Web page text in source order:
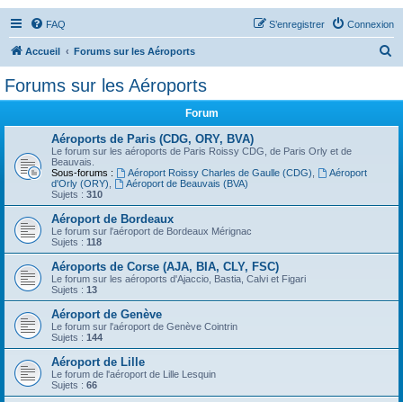
FAQ Connexion
S’enregistrer
Accueil Forums sur les Aéroports
Forums sur les Aéroports
Forum
Aéroports de Paris (CDG, ORY, BVA)
Le forum sur les aéroports de Paris Roissy CDG, de Paris Orly et de
Beauvais.
Sous-forums :
Aéroport Roissy Charles de Gaulle (CDG)
Aéroport
d'Orly (ORY)
Aéroport de Beauvais (BVA)
Sujets : 310
Aéroport de Bordeaux
Le forum sur l'aéroport de Bordeaux Mérignac
Sujets : 118
Aéroports de Corse (AJA, BIA, CLY, FSC)
Le forum sur les aéroports d'Ajaccio, Bastia, Calvi et Figari
Sujets : 13
Aéroport de Genève
Le forum sur l'aéroport de Genève Cointrin
Sujets : 144
Aéroport de Lille
Le forum de l'aéroport de Lille Lesquin
Sujets : 66